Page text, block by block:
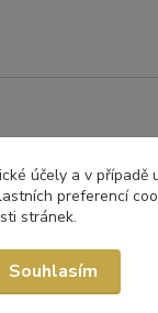
účely a v případě
preferencí
stránek.
Souhlasím